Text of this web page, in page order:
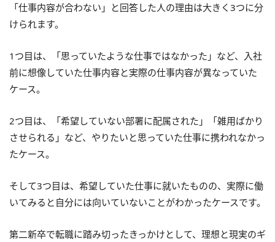
「仕事内容が合わない」と回答した人の理由は大きく3つに分
けられます。
1つ目は、「思っていたような仕事ではなかった」など、入社
前に想像していた仕事内容と実際の仕事内容が異なっていた
ケース。
2つ目は、「希望していない部署に配属された」「雑用ばかり
させられる」など、やりたいと思っていた仕事に携われなかっ
たケース。
そして3つ目は、希望していた仕事に就いたものの、実際に働
いてみると自分には向いていないことがわかったケースです。
第二新卒で転職に踏み切ったきっかけとして、理想と現実のギ